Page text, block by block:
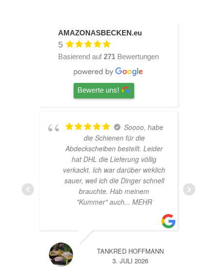
AMAZONASBECKEN.eu
5
Basierend auf 271 Bewertungen
Bewerte uns!
Soooo, habe
die Schienen für die
Abdeckscheiben bestellt. Leider
hat DHL die Lieferung völlig
verkackt. Ich war darüber wirklich
sauer, weil ich die Dinger schnell
brauchte. Hab meinem
"Kummer" auch... MEHR
TANKRED HOFFMANN
3. JULI 2026